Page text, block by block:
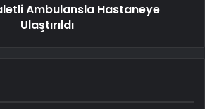
Ambulansla Hastaneye
Ulaştırıldı